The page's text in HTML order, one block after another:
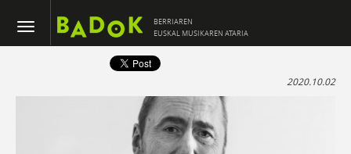
BERRIAREN
EUSKAL MUSIKAREN ATARIA
2020.10.02